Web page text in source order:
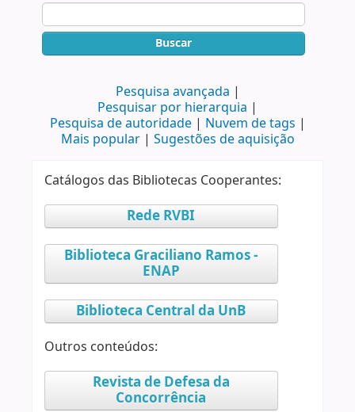
Buscar
Pesquisa avançada
Pesquisar por hierarquia
Pesquisa de autoridade
Nuvem de tags
Mais popular
Sugestões de aquisição
Catálogos das Bibliotecas Cooperantes:
Rede RVBI
Biblioteca Graciliano Ramos -
ENAP
Biblioteca Central da UnB
Outros conteúdos:
Revista de Defesa da
Concorrência